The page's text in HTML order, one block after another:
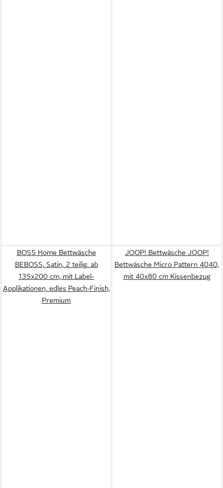
BOSS Home Bettwäsche
BEBOSS, Satin, 2 teilig, ab
135x200 cm, mit Label-
Applikationen, edles Peach-Finish,
Premium
JOOP! Bettwäsche JOOP!
Bettwäsche Micro Pattern 4040,
mit 40x80 cm Kissenbezug